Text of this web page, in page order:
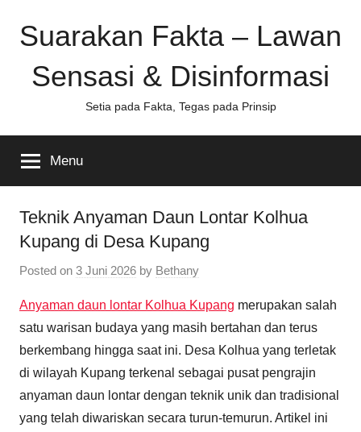
Suarakan Fakta – Lawan
Sensasi & Disinformasi
Setia pada Fakta, Tegas pada Prinsip
Menu
Teknik Anyaman Daun Lontar Kolhua
Kupang di Desa Kupang
Posted on 3 Juni 2026 by Bethany
Anyaman daun lontar Kolhua Kupang merupakan salah
satu warisan budaya yang masih bertahan dan terus
berkembang hingga saat ini. Desa Kolhua yang terletak
di wilayah Kupang terkenal sebagai pusat pengrajin
anyaman daun lontar dengan teknik unik dan tradisional
yang telah diwariskan secara turun-temurun. Artikel ini